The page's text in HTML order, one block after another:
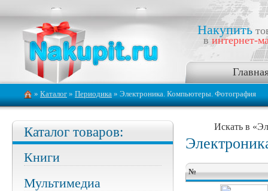
Накупить
в интернет-
» Каталог » Периодика » Электроника. Компьютеры. Фотография
Каталог товаров:
Книги
Мультимедиа
Искать в
№